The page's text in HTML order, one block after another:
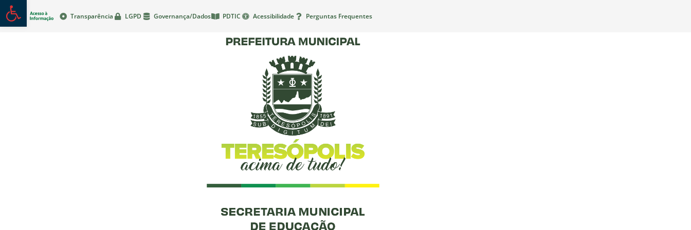
Transparência LGPD Governança/Dados PDTIC Acessibilidade Perguntas Frequentes